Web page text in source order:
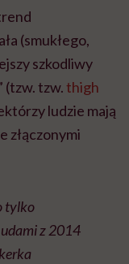
(smukłego,
szkodliwy
(tzw. tzw.thigh
ludzie mają
złączonymi
tylko
z 2014